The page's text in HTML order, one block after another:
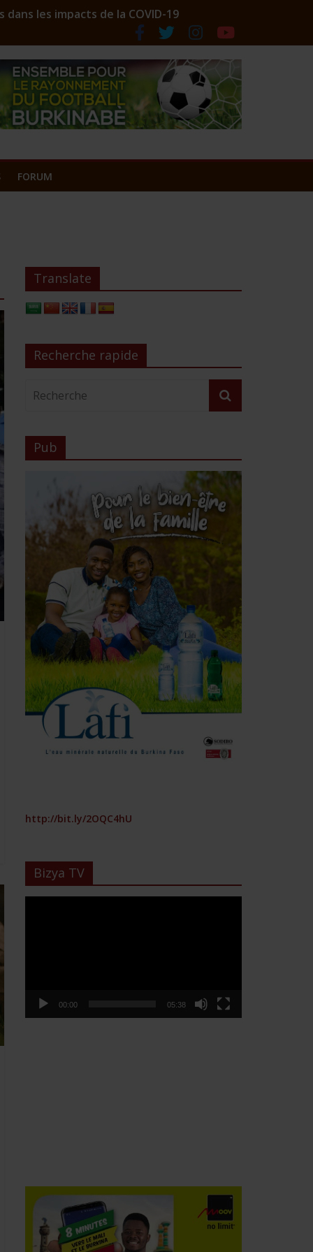
les impacts de la COVID-19
des comptoirs lance ses couleurs
FORUM
Translate
Recherche rapide
Pub
http://bit.ly/2OQC4hU
Bizya TV
00:00 05:38